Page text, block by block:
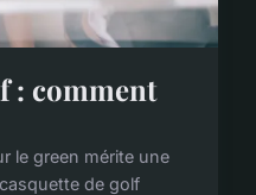
: comment
le green mérite une
de golf